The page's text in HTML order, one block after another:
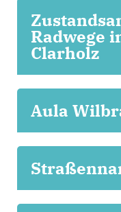
Radwege
Clarholz
Aula